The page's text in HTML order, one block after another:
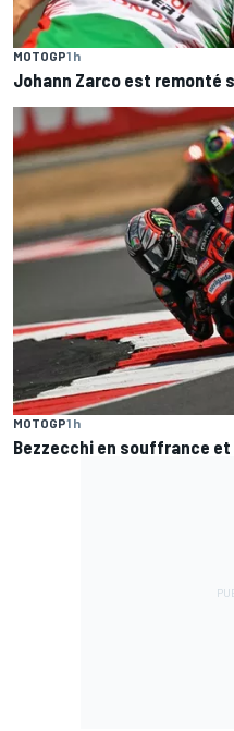
MOTOGP1 h
Johann Zarco est remonté
MOTOGP1 h
Bezzecchi en souffrance